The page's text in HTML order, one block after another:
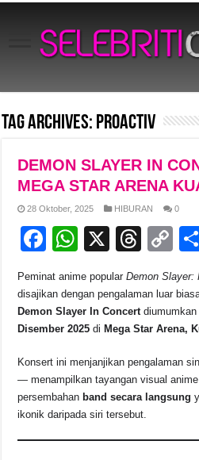
Tag Archives: Proactiv
DEMON SLAYER IN
MEGA STAR ARENA
28 Oktober, 2025 HIBURAN 0
F
c
e
b
o
o
k
W
at
s
A
p
p
X
T
e
a
d
s
C
p
y
Li
n
k
Peminat anime popularDemon Slayer:
disajikan dengan pengalaman luar
Demon Slayer In Concertdiumumkan
Disember 2025 di Mega Star Arena,
Konsert ini menjanjikan pengalaman
— menampilkan tayangan visual
persembahan band secara langsung
ikonik daripada siri tersebut.